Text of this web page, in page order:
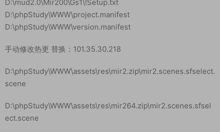
运行【0-一键打开所有修改的文件】
以下是具体文件路径：
D:\mud2.0\GateServer\GameGate\MirGate.ini
D:\mud2.0\GateServer\logingate\LoginGate.ini
rs\serverlist.lua
D:\mud2.0\logincenter\logincenter_win\config\serverlist.jso